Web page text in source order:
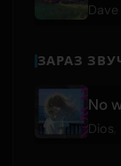
Dave
ЗАРАЗ
No
Dios